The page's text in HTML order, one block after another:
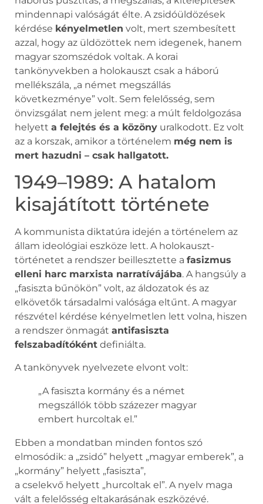
mindennapi valóságát élte. A zsidóüldözések
kérdése kényelmetlen volt, mert szembesített
azzal, hogy az üldözöttek nem idegenek, hanem
magyar szomszédok voltak. A korai
tankönyvekben a holokauszt csak a háború
mellékszála, „a német megszállás
következménye” volt. Sem felelősség, sem
önvizsgálat nem jelent meg: a múlt feldolgozása
helyett a felejtés és a közöny uralkodott. Ez volt
az a korszak, amikor a történelem még nem is
mert hazudni – csak hallgatott.
1949–1989: A hatalom
kisajátított története
A kommunista diktatúra idején a történelem az
állam ideológiai eszköze lett. A holokauszt-
történetet a rendszer beillesztette a fasizmus
elleni harc marxista narratívájába. A hangsúly a
„fasiszta bűnökön” volt, az áldozatok és az
elkövetők társadalmi valósága eltűnt. A magyar
részvétel kérdése kényelmetlen lett volna, hiszen
a rendszer önmagát antifasiszta
felszabadítóként definiálta.
A tankönyvek nyelvezete elvont volt:
„A fasiszta kormány és a német
megszállók több százezer magyar
embert hurcoltak el.”
Ebben a mondatban minden fontos szó
elmosódik: a „zsidó” helyett „magyar emberek”, a
„kormány” helyett „fasiszta”,
a cselekvő helyett „hurcoltak el”. A nyelv maga
vált a felelősség eltakarásának eszközévé.